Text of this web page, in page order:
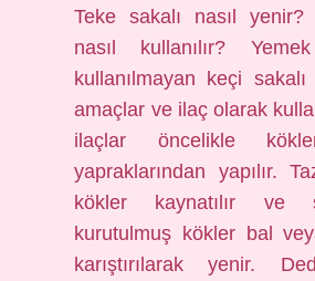
Teke sakalı nasıl yenir?
nasıl kullanılır?
kullanılmayan keçi
amaçlar ve ilaç olarak
ilaçlar öncelikle
yapraklarından yapılır.
kökler kaynatılır ve
kurutulmuş kökler bal
karıştırılarak yenir.